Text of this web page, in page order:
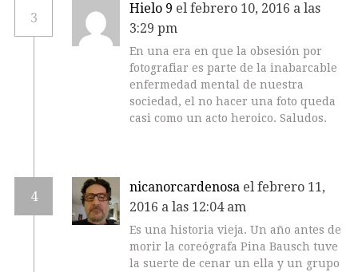
3
Hielo 9 el febrero 10, 2016 a las
3:29 pm
En una era en que la obsesión por
fotografiar es parte de la inabarcable
enfermedad mental de nuestra
sociedad, el no hacer una foto queda
casi como un acto heroico. Saludos.
4
nicanorcardenosa el febrero 11,
2016 a las 12:04 am
Es una historia vieja. Un año antes de
morir la coreógrafa Pina Bausch tuve
la suerte de cenar un ella y un grupo